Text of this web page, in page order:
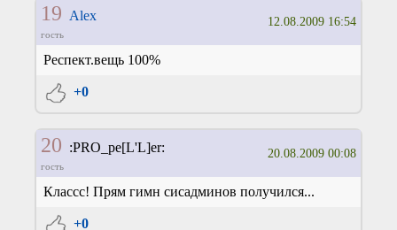
19 Alex
гость
12.08.2009 16:54
Респект.вещь 100%
+0
20 :PRO_pe[L'L]er:
гость
20.08.2009 00:08
Классс! Прям гимн сисадминов получился...
+0